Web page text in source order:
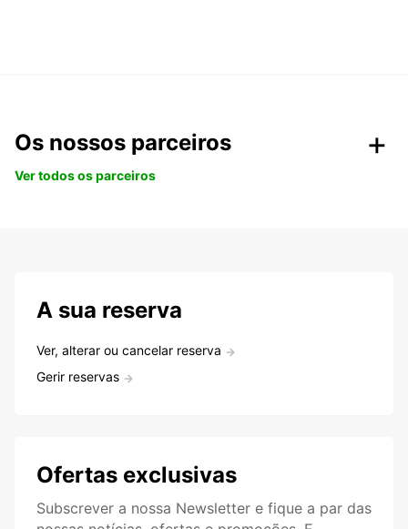
Os nossos parceiros
Ver todos os parceiros
A sua reserva
Ver, alterar ou cancelar reserva
Gerir reservas
Ofertas exclusivas
Subscrever a nossa Newsletter e fique a par das